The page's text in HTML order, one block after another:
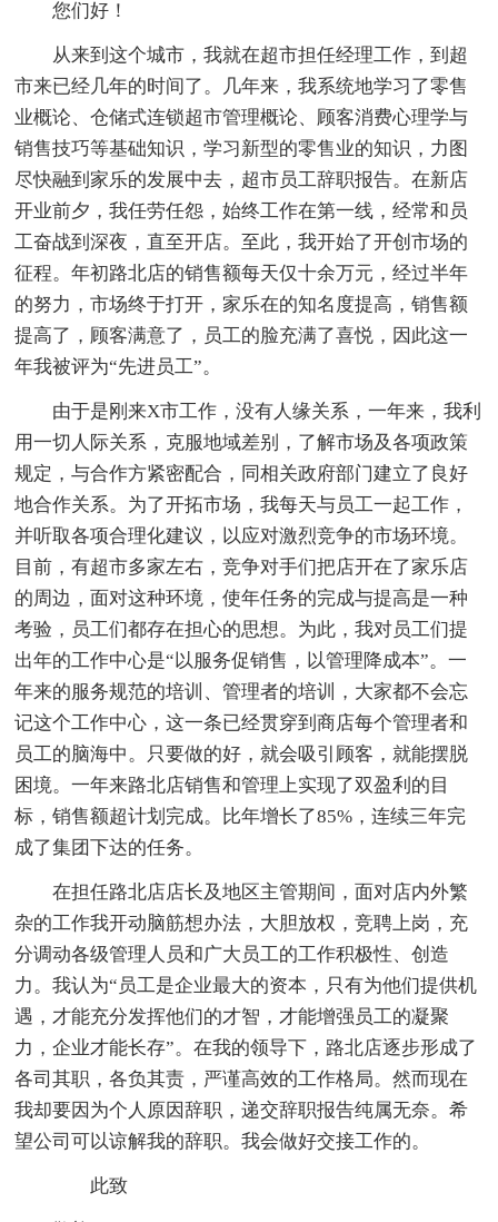
您们好！
从来到这个城市，我就在超市担任经理工作，到超
市来已经几年的时间了。几年来，我系统地学习了零售
业概论、仓储式连锁超市管理概论、顾客消费心理学与
销售技巧等基础知识，学习新型的零售业的知识，力图
尽快融到家乐的发展中去，超市员工辞职报告。在新店
开业前夕，我任劳任怨，始终工作在第一线，经常和员
工奋战到深夜，直至开店。至此，我开始了开创市场的
征程。年初路北店的销售额每天仅十余万元，经过半年
的努力，市场终于打开，家乐在的知名度提高，销售额
提高了，顾客满意了，员工的脸充满了喜悦，因此这一
年我被评为“先进员工”。
由于是刚来X市工作，没有人缘关系，一年来，我利
用一切人际关系，克服地域差别，了解市场及各项政策
规定，与合作方紧密配合，同相关政府部门建立了良好
地合作关系。为了开拓市场，我每天与员工一起工作，
并听取各项合理化建议，以应对激烈竞争的市场环境。
目前，有超市多家左右，竞争对手们把店开在了家乐店
的周边，面对这种环境，使年任务的完成与提高是一种
考验，员工们都存在担心的思想。为此，我对员工们提
出年的工作中心是“以服务促销售，以管理降成本”。一
年来的服务规范的培训、管理者的培训，大家都不会忘
记这个工作中心，这一条已经贯穿到商店每个管理者和
员工的脑海中。只要做的好，就会吸引顾客，就能摆脱
困境。一年来路北店销售和管理上实现了双盈利的目
标，销售额超计划完成。比年增长了85%，连续三年完
成了集团下达的任务。
在担任路北店店长及地区主管期间，面对店内外繁
杂的工作我开动脑筋想办法，大胆放权，竞聘上岗，充
分调动各级管理人员和广大员工的工作积极性、创造
力。我认为“员工是企业最大的资本，只有为他们提供机
遇，才能充分发挥他们的才智，才能增强员工的凝聚
力，企业才能长存”。在我的领导下，路北店逐步形成了
各司其职，各负其责，严谨高效的工作格局。然而现在
我却要因为个人原因辞职，递交辞职报告纯属无奈。希
望公司可以谅解我的辞职。我会做好交接工作的。
此致